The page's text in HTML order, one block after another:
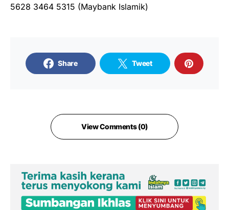
5628 3464 5315 (Maybank Islamik)
Share Tweet
View Comments (0)